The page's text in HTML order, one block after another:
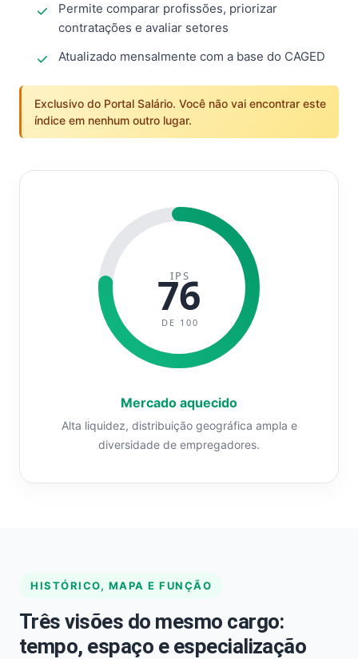
Permite comparar profissões, priorizar
contratações e avaliar setores
Atualizado mensalmente com a base do CAGED
Exclusivo do Portal Salário. Você não vai encontrar este
índice em nenhum outro lugar.
IPS
76
DE 100
Mercado aquecido
Alta liquidez, distribuição geográfica ampla e
diversidade de empregadores.
HISTÓRICO, MAPA E FUNÇÃO
Três visões do mesmo cargo:
tempo, espaço e especialização